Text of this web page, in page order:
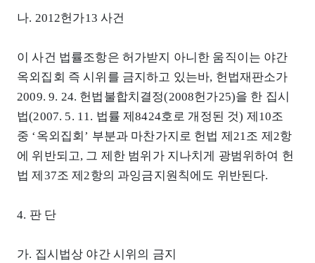
나. 2012헌가13 사건
이 사건 법률조항은 허가받지 아니한 움직이는 야간
옥외집회 즉 시위를 금지하고 있는바, 헌법재판소가
2009. 9. 24. 헌법불합치결정(2008헌가25)을 한 집시
법(2007. 5. 11. 법률 제8424호로 개정된 것) 제10조
중 ‘옥외집회’ 부분과 마찬가지로 헌법 제21조 제2항
에 위반되고, 그 제한 범위가 지나치게 광범위하여 헌
법 제37조 제2항의 과잉금지원칙에도 위반된다.
4. 판 단
가. 집시법상 야간 시위의 금지